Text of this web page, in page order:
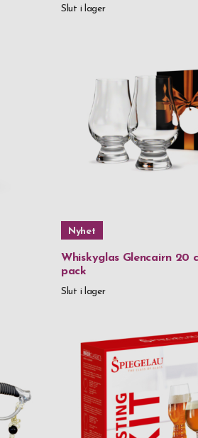
Slut i lager
Nyhet
Whiskyglas Glencairn 20
pack
Slut i lager